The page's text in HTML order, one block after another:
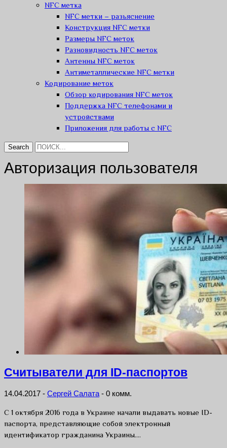
NFC метка
NFC метки – разьяснение
Конструкция NFC метки
Размеры NFC меток
Разновидность NFC меток
Антенны NFC меток
Антиметаллические NFC метки
Кодирование меток
Обзор кодирования NFC меток
Поддержка NFC телефонами и
устройствами
Приложения для работы с NFC
Авторизация пользователя
Считыватели для ID-паспортов
14.04.2017 - Сергей Салата - 0 комм.
С 1 октября 2016 года в Украине начали выдавать новые ID-
паспорта, представляющие собой электронный
идентификатор гражданина Украины….